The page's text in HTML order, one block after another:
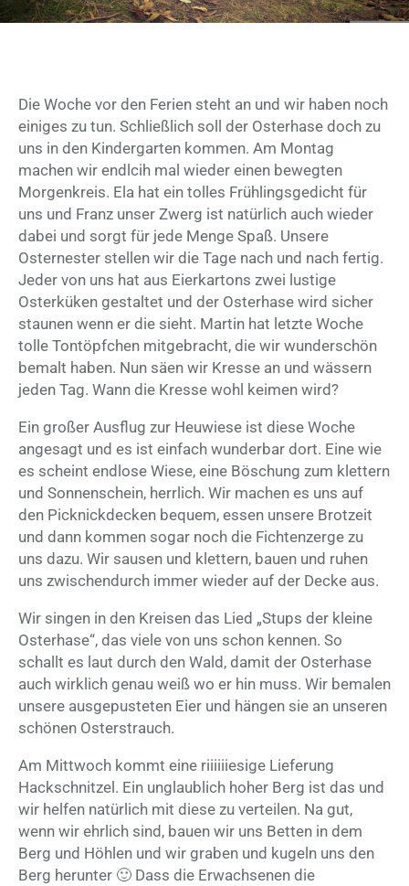
Die Woche vor den Ferien steht an und wir haben noch
einiges zu tun. Schließlich soll der Osterhase doch zu
uns in den Kindergarten kommen. Am Montag
machen wir endlcih mal wieder einen bewegten
Morgenkreis. Ela hat ein tolles Frühlingsgedicht für
uns und Franz unser Zwerg ist natürlich auch wieder
dabei und sorgt für jede Menge Spaß. Unsere
Osternester stellen wir die Tage nach und nach fertig.
Jeder von uns hat aus Eierkartons zwei lustige
Osterküken gestaltet und der Osterhase wird sicher
staunen wenn er die sieht. Martin hat letzte Woche
tolle Tontöpfchen mitgebracht, die wir wunderschön
bemalt haben. Nun säen wir Kresse an und wässern
jeden Tag. Wann die Kresse wohl keimen wird?
Ein großer Ausflug zur Heuwiese ist diese Woche
angesagt und es ist einfach wunderbar dort. Eine wie
es scheint endlose Wiese, eine Böschung zum klettern
und Sonnenschein, herrlich. Wir machen es uns auf
den Picknickdecken bequem, essen unsere Brotzeit
und dann kommen sogar noch die Fichtenzerge zu
uns dazu. Wir sausen und klettern, bauen und ruhen
uns zwischendurch immer wieder auf der Decke aus.
Wir singen in den Kreisen das Lied „Stups der kleine
Osterhase“, das viele von uns schon kennen. So
schallt es laut durch den Wald, damit der Osterhase
auch wirklich genau weiß wo er hin muss. Wir bemalen
unsere ausgepusteten Eier und hängen sie an unseren
schönen Osterstrauch.
Am Mittwoch kommt eine riiiiiiesige Lieferung
Hackschnitzel. Ein unglaublich hoher Berg ist das und
wir helfen natürlich mit diese zu verteilen. Na gut,
wenn wir ehrlich sind, bauen wir uns Betten in dem
Berg und Höhlen und wir graben und kugeln uns den
Berg herunter 🙂 Dass die Erwachsenen die